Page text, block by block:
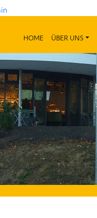
HOME ÜBER UNS